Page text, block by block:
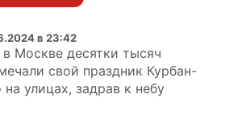
в 23:42
Москве десятки тысяч
свой праздник Курбан-
улицах, задрав к небу